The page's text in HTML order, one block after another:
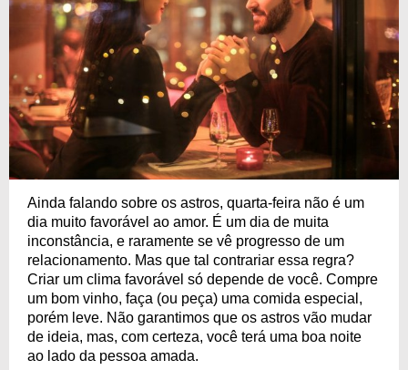
Ainda falando sobre os astros, quarta-feira não é um
dia muito favorável ao amor. É um dia de muita
inconstância, e raramente se vê progresso de um
relacionamento. Mas que tal contrariar essa regra?
Criar um clima favorável só depende de você. Compre
um bom vinho, faça (ou peça) uma comida especial,
porém leve. Não garantimos que os astros vão mudar
de ideia, mas, com certeza, você terá uma boa noite
ao lado da pessoa amada.